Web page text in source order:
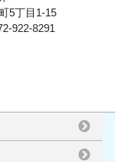
5丁目1-15
922-8291